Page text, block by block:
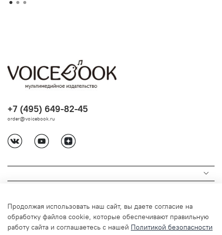
+7 (495) 649-82-45
order@voicebook.ru
Продолжая использовать наш сайт, вы даете согласие на
обработку файлов cookie, которые обеспечивают правильную
работу сайта и соглашаетесь с нашей Политикой безопасности